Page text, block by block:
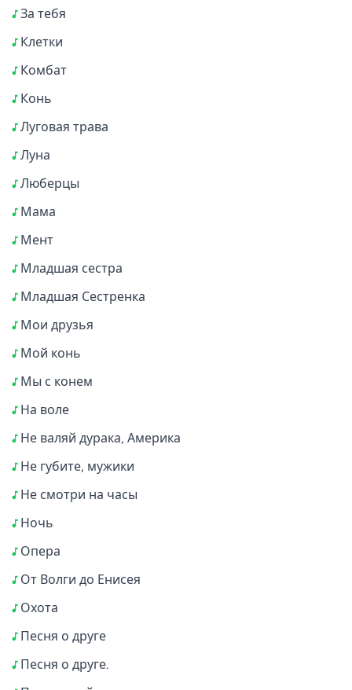
За тебя
Клетки
Комбат
Конь
Луговая трава
Луна
Люберцы
Мама
Мент
Младшая сестра
Младшая Сестренка
Мои друзья
Мой конь
Мы с конем
На воле
Не валяй дурака, Америка
Не губите, мужики
Не смотри на часы
Ночь
Опера
От Волги до Енисея
Охота
Песня о друге
Песня о друге.